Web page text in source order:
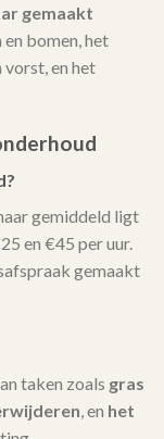
gemaakt
en bomen, het
en het
gemiddeld ligt
en €45 per uur.
gemaakt
taken zoals gras
, en het